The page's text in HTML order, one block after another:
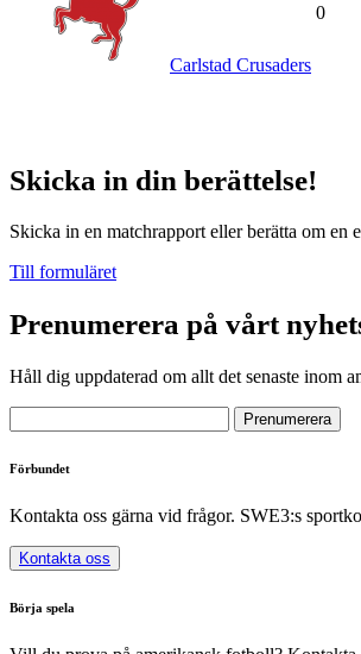
Carlstad Crusaders
0
Skicka in din berättelse!
Skicka in en matchrapport eller berätta om
Till formuläret
Prenumerera på vårt
Håll dig uppdaterad om allt det senaste inom
Förbundet
Kontakta oss gärna vid frågor. SWE3:s
Kontakta oss
Börja spela